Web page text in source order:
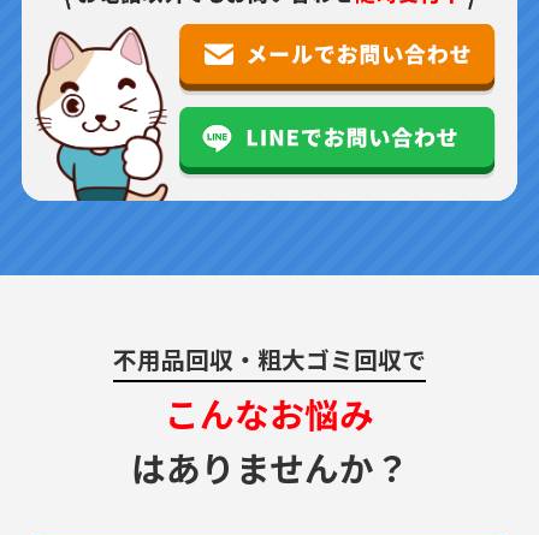
不用品回収・粗大ゴミ回収で
こんなお悩み
はありませんか？